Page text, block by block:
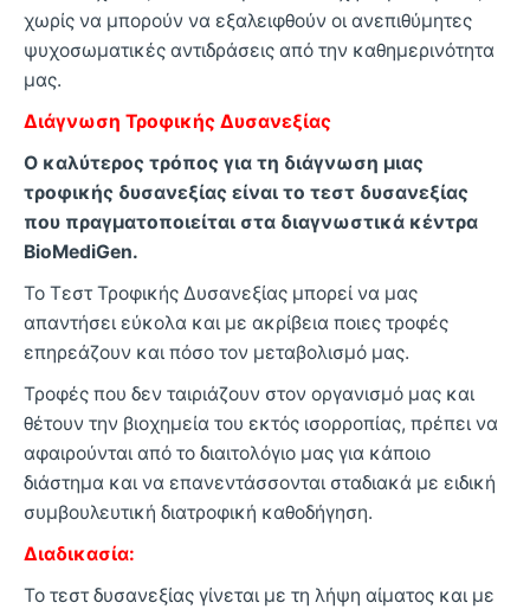
χωρίς να μπορούν να εξαλειφθούν οι ανεπιθύμητες
ψυχοσωματικές αντιδράσεις από την καθημερινότητα
μας.
Διάγνωση Τροφικής Δυσανεξίας
Ο καλύτερος τρόπος για τη διάγνωση μιας
τροφικής δυσανεξίας είναι το τεστ δυσανεξίας
που πραγματοποιείται στα διαγνωστικά κέντρα
BioMediGen.
Το Τεστ Τροφικής Δυσανεξίας μπορεί να μας
απαντήσει εύκολα και με ακρίβεια ποιες τροφές
επηρεάζουν και πόσο τον μεταβολισμό μας.
Τροφές που δεν ταιριάζουν στον οργανισμό μας και
θέτουν την βιοχημεία του εκτός ισορροπίας, πρέπει να
αφαιρούνται από το διαιτολόγιο μας για κάποιο
διάστημα και να επανεντάσσονται σταδιακά με ειδική
συμβουλευτική διατροφική καθοδήγηση.
Διαδικασία:
Το τεστ δυσανεξίας γίνεται με τη λήψη αίματος και με